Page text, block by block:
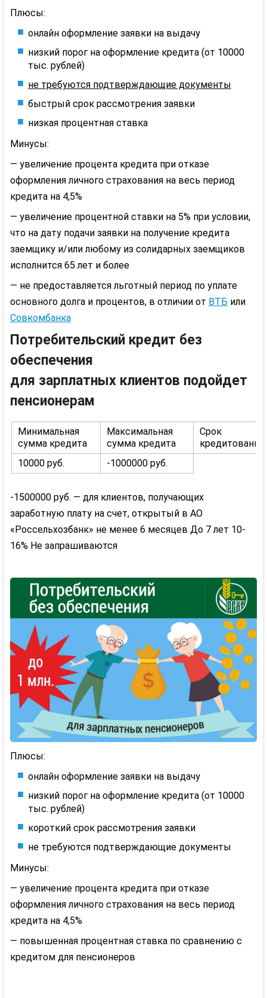
Плюсы:
онлайн оформление заявки на выдачу
низкий порог на оформление кредита (от 10000
тыс. рублей)
не требуются подтверждающие документы
быстрый срок рассмотрения заявки
низкая процентная ставка
Минусы:
— увеличение процента кредита при отказе
оформления личного страхования на весь период
кредита на 4,5%
— увеличение процентной ставки на 5% при условии,
что на дату подачи заявки на получение кредита
заемщику и/или любому из солидарных заемщиков
исполнится 65 лет и более
— не предоставляется льготный период по уплате
основного долга и процентов, в отличии от ВТБили
Совкомбанка
Потребительский кредит без
обеспечения
для зарплатных клиентов подойдет
пенсионерам
Минимальная
сумма кредита
Максимальная
сумма кредита
Срок
кредитования
10000 руб.
-1000000 руб.
-1500000 руб. — для клиентов, получающих
заработную плату на счет, открытый в АО
«Россельхозбанк» не менее 6 месяцев До 7 лет 10-
16% Не запрашиваются
Плюсы:
онлайн оформление заявки на выдачу
низкий порог на оформление кредита (от 10000
тыс. рублей)
короткий срок рассмотрения заявки
не требуются подтверждающие документы
Минусы:
— увеличение процента кредита при отказе
оформления личного страхования на весь период
кредита на 4,5%
— повышенная процентная ставка по сравнению с
кредитом для пенсионеров